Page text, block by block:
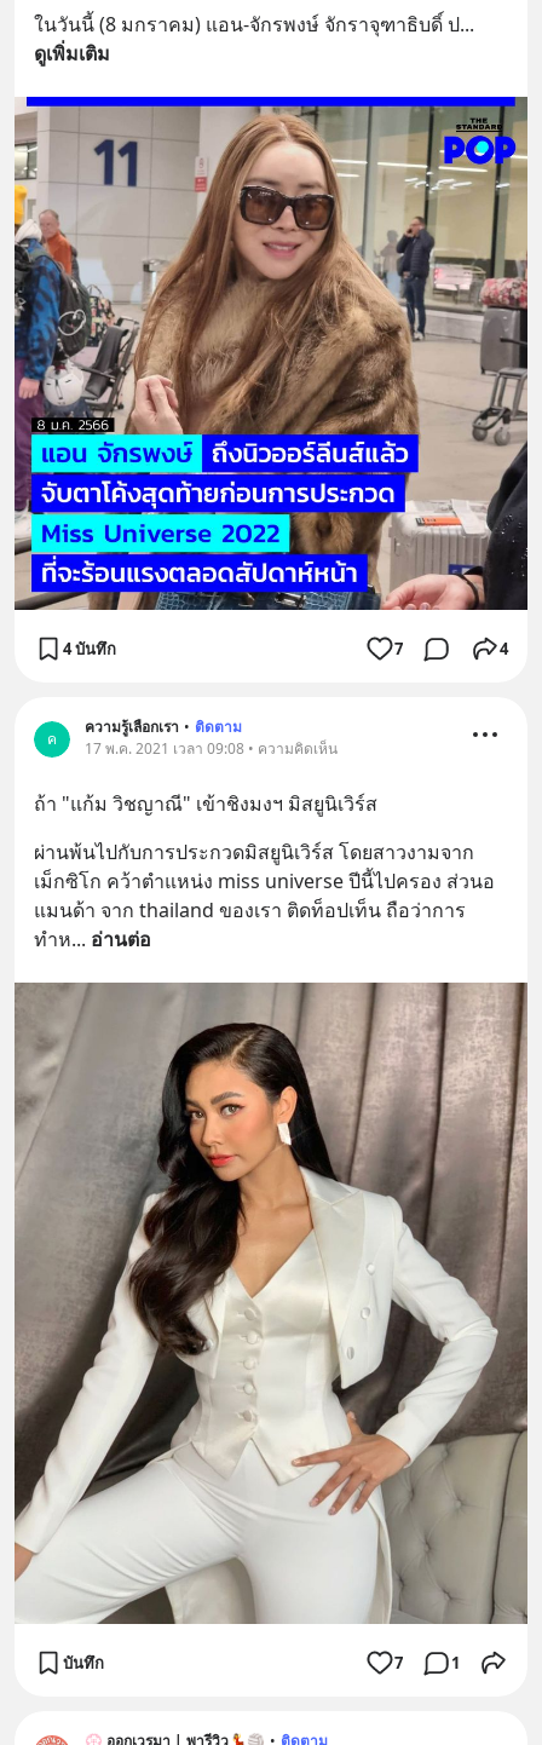
ในวันนี้ (8 มกราคม) แอน-จักรพงษ์ จักราจุฑาธิบดิ์ ป...
ดูเพิ่มเติม
4 บันทึก 7 4
ค
ความรู้เลือกเรา • ติดตาม
17 พ.ค. 2021 เวลา 09:08 • ความคิดเห็น
ถ้า "แก้ม วิชญาณี" เข้าชิงมงฯ มิสยูนิเวิร์ส
ผ่านพ้นไปกับการประกวดมิสยูนิเวิร์ส โดยสาวงามจาก
เม็กซิโก คว้าตำแหน่ง miss universe ปีนี้ไปครอง ส่วนอ
แมนด้า จาก thailand ของเรา ติดท็อปเท็น ถือว่าการ
ทำห... อ่านต่อ
บันทึก 7 1